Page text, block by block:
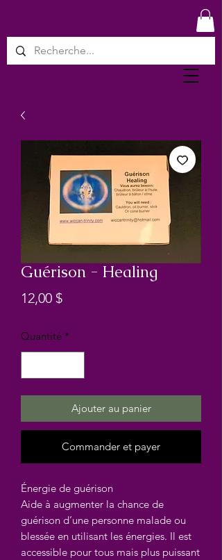
Guérison - Healing
12,00 $Prix
Quantité *
Ajouter au panier
Commander et payer
Énergie de guérison
Aide à augmenter la chance de
guérison d’une personne malade ou
blessée en utilisant les énergies. Il est
accessible pour tous mais plus puissant